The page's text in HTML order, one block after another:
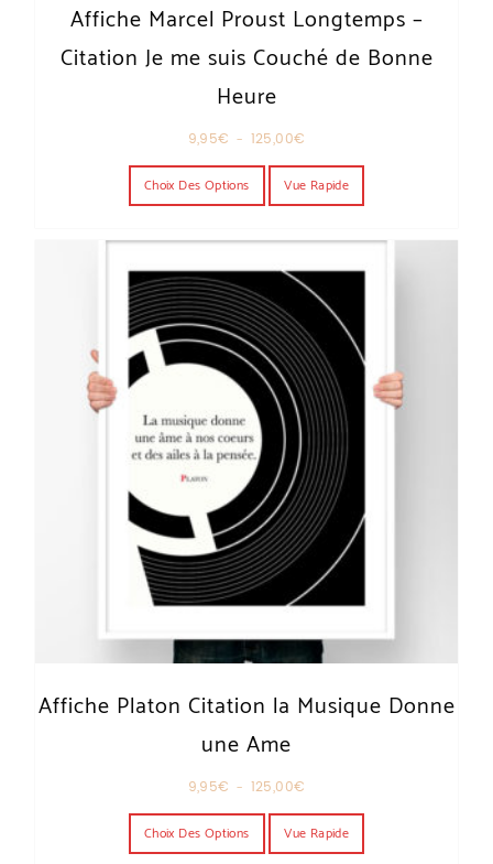
Affiche Marcel Proust Longtemps –
Citation Je me suis Couché de Bonne
Heure
9,95€ – 125,00€
Choix Des Options
Ce produit a plusieurs variations. Les
Vue Rapide
Affiche Platon Citation la Musique Donne
une Ame
9,95€ – 125,00€
Choix Des Options
Ce produit a plusieurs variations. Les
Vue Rapide